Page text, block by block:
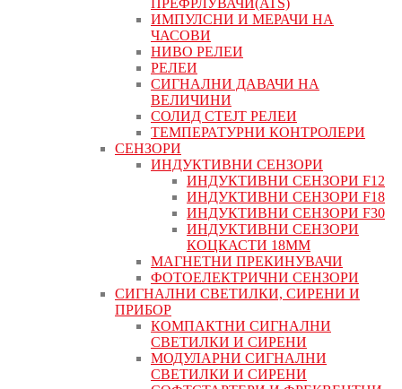
ПРЕФРЛУВАЧИ(ATS)
ИМПУЛСНИ И МЕРАЧИ НА
ЧАСОВИ
НИВО РЕЛЕИ
РЕЛЕИ
СИГНАЛНИ ДАВАЧИ НА
ВЕЛИЧИНИ
СОЛИД СТЕЈТ РЕЛЕИ
ТЕМПЕРАТУРНИ КОНТРОЛЕРИ
СЕНЗОРИ
ИНДУКТИВНИ СЕНЗОРИ
ИНДУКТИВНИ СЕНЗОРИ F12
ИНДУКТИВНИ СЕНЗОРИ F18
ИНДУКТИВНИ СЕНЗОРИ F30
ИНДУКТИВНИ СЕНЗОРИ
КОЦКАСТИ 18ММ
МАГНЕТНИ ПРЕКИНУВАЧИ
ФОТОЕЛЕКТРИЧНИ СЕНЗОРИ
СИГНАЛНИ СВЕТИЛКИ, СИРЕНИ И
ПРИБОР
КОМПАКТНИ СИГНАЛНИ
СВЕТИЛКИ И СИРЕНИ
МОДУЛАРНИ СИГНАЛНИ
СВЕТИЛКИ И СИРЕНИ